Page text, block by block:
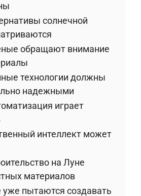
солнечной
обращают внимание
технологии должны
надежными
играет
интеллект может
на Луне
материалов
уже пытаются создавать